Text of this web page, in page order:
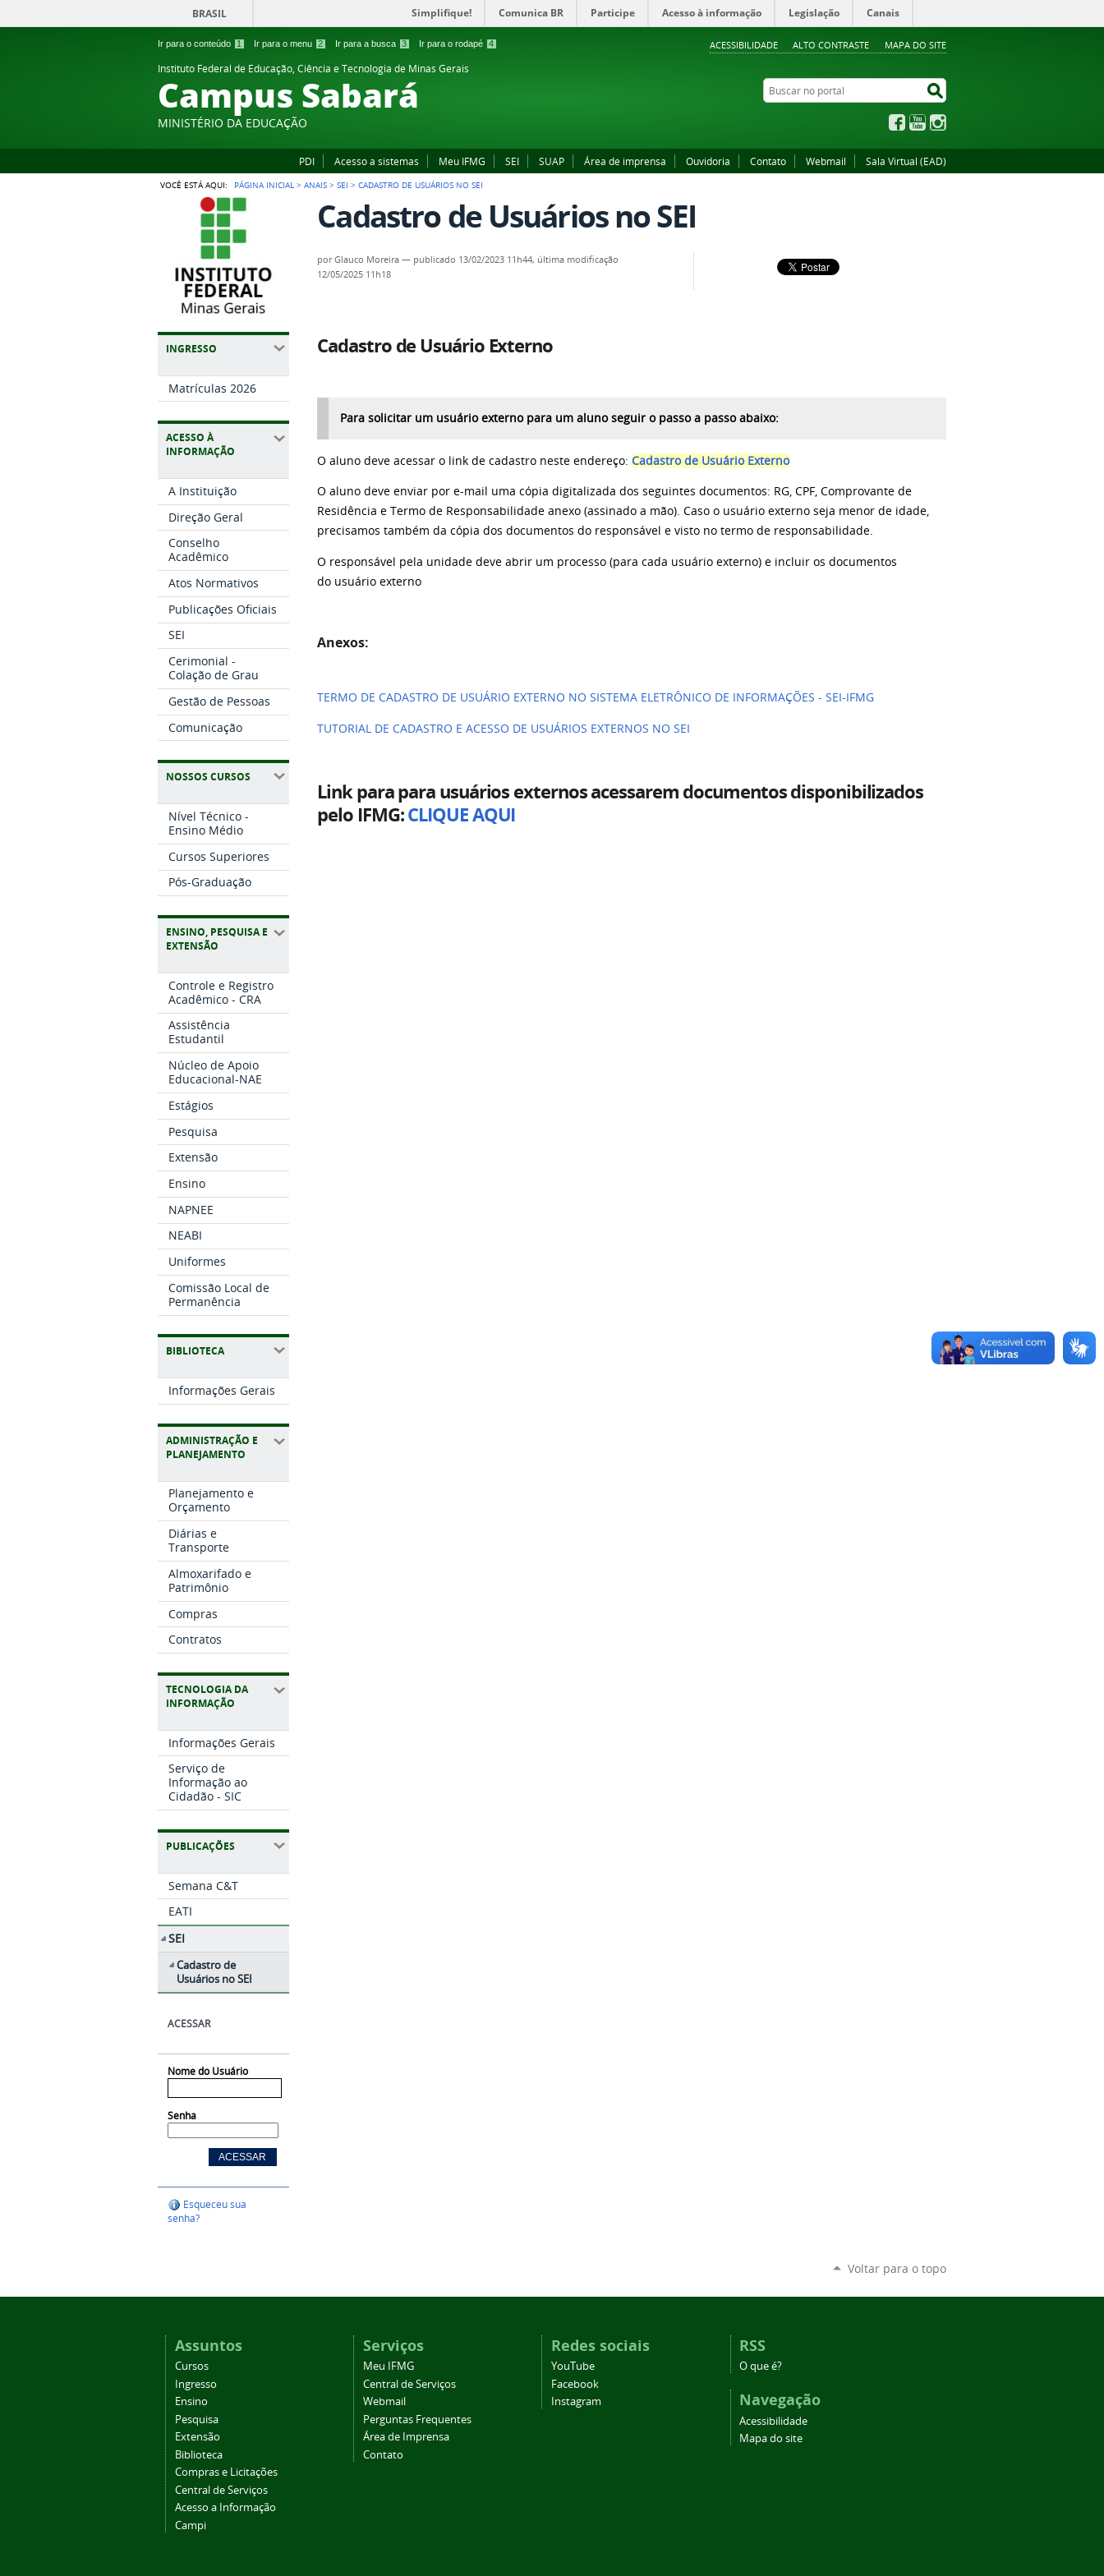
Ir para o conteúdo 1 Ir para o menu 2 Ir para a busca 3 Ir para o rodapé 4 ACESSIBILIDADE ALTO CONTRASTE MAPA DO SITE
BRASIL Simplifique! Comunica BR Participe Acesso à informação Legislação Canais
Instituto Federal de Educação, Ciência e Tecnologia de Minas Gerais
Campus Sabará
MINISTÉRIO DA EDUCAÇÃO
Buscar no portal
FacebookYouTube
PDI Acesso a sistemas Meu IFMG SEI SUAP Área de imprensa Ouvidoria Contato Webmail Sala Virtual (EAD)
VOCÊ ESTÁ AQUI: PÁGINA INICIAL >ANAIS >SEI >CADASTRO DE USUÁRIOS NO SEI
INGRESSO
Matrículas 2026
ACESSO À
INFORMAÇÃO
A Instituição
Direção Geral
Conselho
Acadêmico
Atos Normativos
Publicações Oficiais
SEI
Cerimonial -
Colação de Grau
Gestão de Pessoas
Comunicação
NOSSOS CURSOS
Nível Técnico -
Ensino Médio
Cursos Superiores
Pós-Graduação
ENSINO, PESQUISA E
EXTENSÃO
Controle e Registro
Acadêmico - CRA
Assistência
Estudantil
Núcleo de Apoio
Educacional-NAE
Estágios
Pesquisa
Extensão
Ensino
NAPNEE
NEABI
Uniformes
Comissão Local de
Permanência
BIBLIOTECA
Informações Gerais
ADMINISTRAÇÃO E
PLANEJAMENTO
Planejamento e
Orçamento
Diárias e
Transporte
Almoxarifado e
Patrimônio
Compras
Contratos
TECNOLOGIA DA
INFORMAÇÃO
Informações Gerais
Serviço de
Informação ao
Cidadão - SIC
PUBLICAÇÕES
Semana C&T
EATI
SEI
Cadastro de
Usuários no SEI
ACESSAR
Nome do Usuário
Senha
Esqueceu sua
senha?
Cadastro de Usuários no SEI
porGlauco Moreira — publicado 13/02/2023 11h44, última modificação
12/05/2025 11h18
Cadastro de Usuário Externo
Para solicitar um usuário externo para um aluno seguir o passo a passo abaixo:
O aluno deve acessar o link de cadastro neste endereço:Cadastro de Usuário Externo
O aluno deve enviar por e-mail uma cópia digitalizada dos seguintes documentos: RG, CPF, Comprovante de
Residência e Termo de Responsabilidade anexo (assinado a mão).Caso o usuário externo seja menor de idade,
precisamos também da cópia dos documentos do responsável e visto no termo de responsabilidade.
O responsável pela unidade deve abrir um processo (para cada usuário externo) e incluir os documentos
do usuário externo
Anexos:
TERMO DE CADASTRO DE USUÁRIO EXTERNO NO SISTEMA ELETRÔNICO DE INFORMAÇÕES - SEI-IFMG
TUTORIAL DE CADASTRO E ACESSO DE USUÁRIOS EXTERNOS NO SEI
Link para para usuários externos acessarem documentos disponibilizados
pelo IFMG:CLIQUE AQUI
Voltar para o topo
Assuntos
Cursos
Ingresso
Ensino
Pesquisa
Extensão
Biblioteca
Compras e Licitações
Central de Serviços
Acesso a Informação
Campi
Serviços
Meu IFMG
Central de Serviços
Webmail
Perguntas Frequentes
Área de Imprensa
Contato
Redes sociais
YouTube
Facebook
Instagram
RSS
O que é?
Navegação
Acessibilidade
Mapa do site